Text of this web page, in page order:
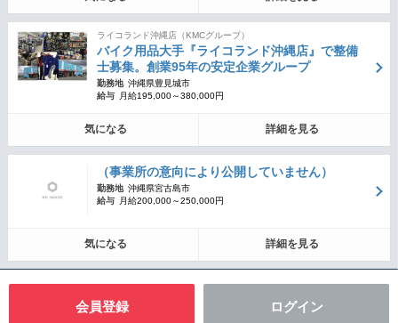
ライコランド沖縄店（KMCグループ）
バイク用品大手『ライコランド沖縄店』で整備
士募集。創業95年の安定企業グループ
勤務地 沖縄県豊見城市
給与
月給195,000～380,000円
気になる 詳細を見る
（事業所の意向により公開していません）
勤務地 沖縄県宮古島市
給与
月給200,000～250,000円
気になる 詳細を見る
会員登録 ログイン